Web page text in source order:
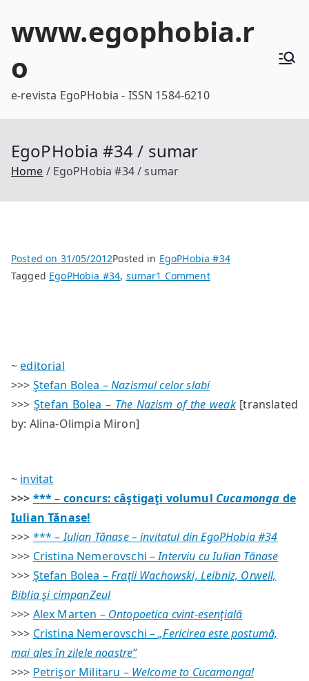
www.egophobia.r
o
e-revista EgoPHobia - ISSN 1584-6210
EgoPHobia #34 / sumar
Home EgoPHobia #34 / sumar
Posted on 31/05/2012Posted in EgoPHobia #34
Tagged EgoPHobia #34, sumar1 Commenton
~editorial
>>> Ştefan Bolea –Nazismul celor slabi
>>>Ştefan Bolea – The Nazism of the weak[translated
by: Alina-Olimpia Miron]
~ invitat
>>> *** – concurs: câştigaţi volumul Cucamonga de
Iulian Tănase!
>>> *** –Iulian Tănase – invitatul din EgoPHobia #34
>>> Cristina Nemerovschi –Interviu cu Iulian Tănase
>>> Ştefan Bolea –Fraţii Wachowski, Leibniz, Orwell,
Biblia şi cimpanZeul
>>> Alex Marten – Ontopoetica cvint-esenţială
>>> Cristina Nemerovschi –„Fericirea este postumă,
mai ales în zilele noastre”
>>> Petrişor Militaru – Welcome to Cucamonga!